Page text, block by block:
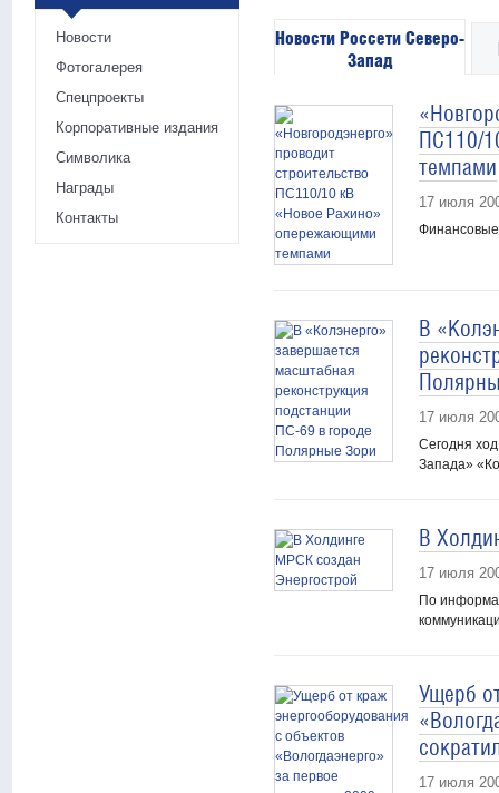
Новости
Фотогалерея
Спецпроекты
Корпоративные издания
Символика
Награды
Контакты
Новости Россети Северо-
Запад
ПС110/
темпами
17 июля
Финансовые
В
17 июля
Сегодня
Запада»
В
17 июля
По
Ущерб
17 июля